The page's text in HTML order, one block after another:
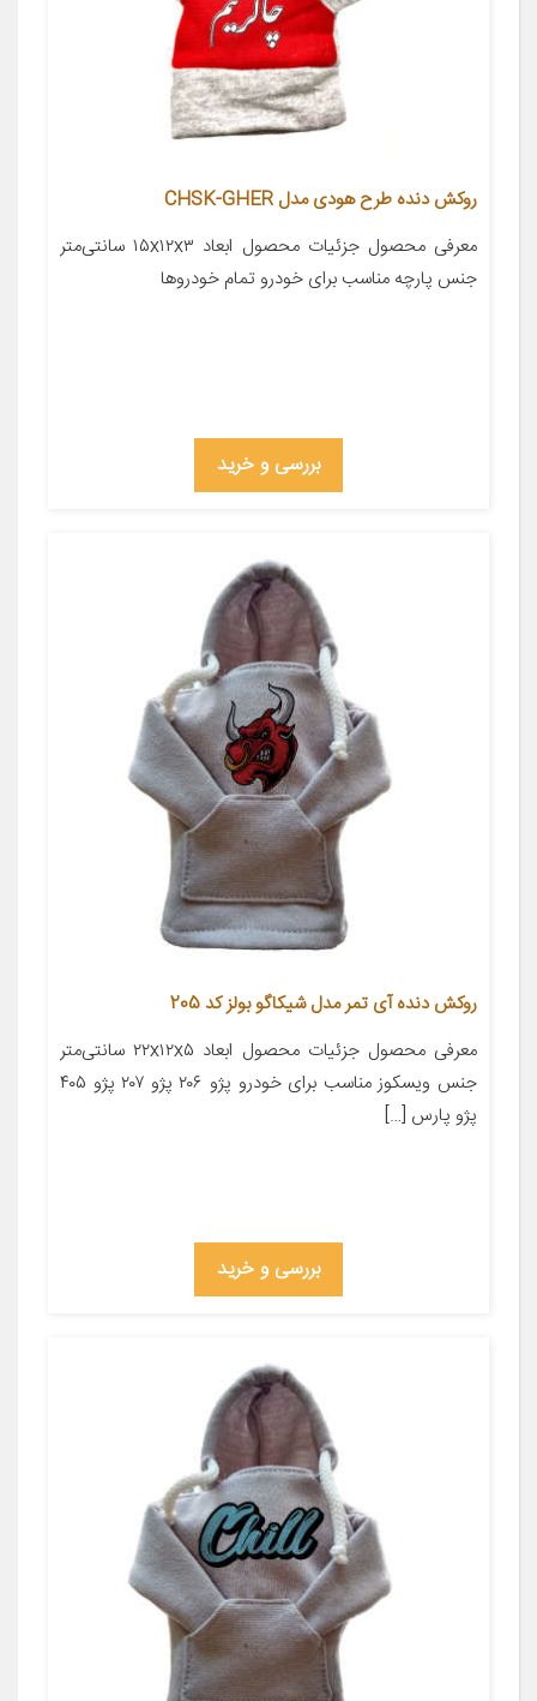
روکش دنده طرح هودی مدل CHSK-GHER
معرفی محصول جزئیات محصول ابعاد ۱۵x۱۲x۳ سانتی‌متر
جنس پارچه مناسب برای خودرو تمام خودروها
بررسی و خرید
روکش دنده آی تمر مدل شیکاگو بولز کد 205
معرفی محصول جزئیات محصول ابعاد ۲۲x۱۲x۵ سانتی‌متر
جنس ویسکوز مناسب برای خودرو پژو ۲۰۶ پژو ۲۰۷ پژو ۴۰۵
پژو پارس […]
بررسی و خرید